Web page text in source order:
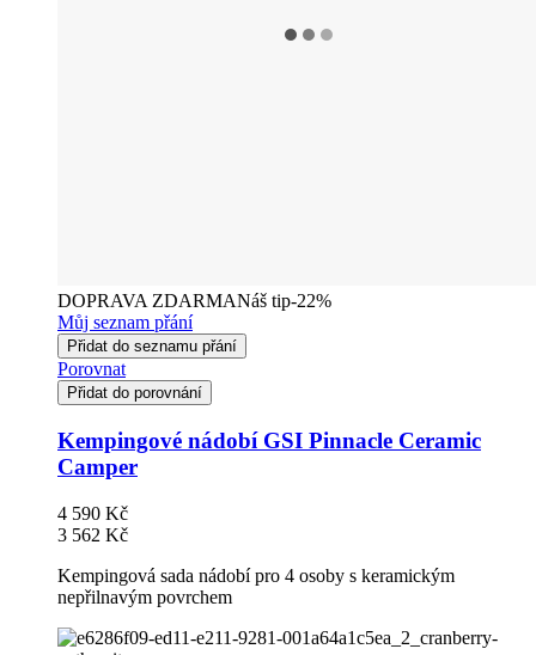
DOPRAVA ZDARMANáš tip-22%
Můj seznam přání
Přidat do seznamu přání
Porovnat
Přidat do porovnání
Kempingové nádobí GSI Pinnacle Ceramic
Camper
4 590 Kč
3 562 Kč
Kempingová sada nádobí pro 4 osoby s keramickým
nepřilnavým povrchem